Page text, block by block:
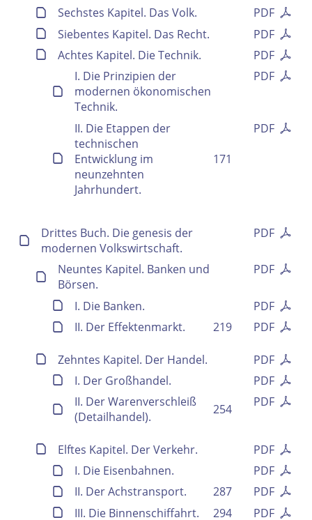
PDF
Sechstes Kapitel. Das Volk.
PDF
Siebentes Kapitel. Das Recht.
PDF
Achtes Kapitel. Die Technik.
PDF
I. Die Prinzipien der
modernen ökonomischen
Technik.
PDF
171
II. Die Etappen der
technischen
Entwicklung im
neunzehnten
Jahrhundert.
PDF
Drittes Buch. Die genesis der
modernen Volkswirtschaft.
PDF
Neuntes Kapitel. Banken und
Börsen.
PDF
I. Die Banken.
PDF
219
II. Der Effektenmarkt.
PDF
Zehntes Kapitel. Der Handel.
PDF
I. Der Großhandel.
PDF
254
II. Der Warenverschleiß
(Detailhandel).
PDF
Elftes Kapitel. Der Verkehr.
PDF
I. Die Eisenbahnen.
PDF
287
II. Der Achstransport.
PDF
294
III. Die Binnenschiffahrt.